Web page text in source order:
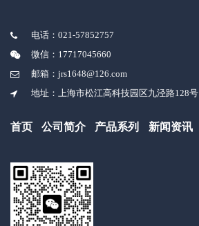
电话：021-57852757
微信：17717045660
邮箱：jrs1648@126.com
地址：上海市松江高科技园区九泾路128号
首页 公司简介 产品系列 新闻资讯